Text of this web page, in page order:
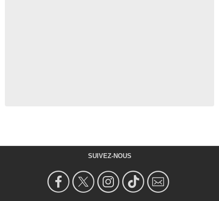
SUIVEZ-NOUS